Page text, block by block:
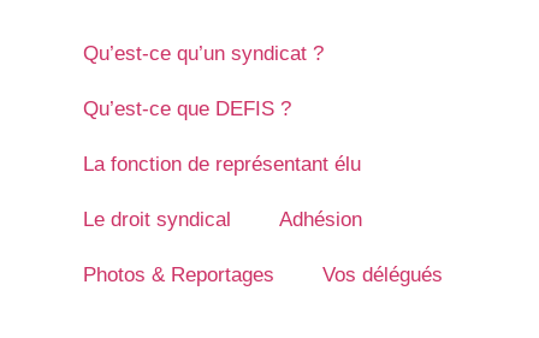
Qu’est-ce qu’un syndicat ?
Qu’est-ce que DEFIS ?
La fonction de représentant élu
Le droit syndical Adhésion
Photos & Reportages Vos délégués